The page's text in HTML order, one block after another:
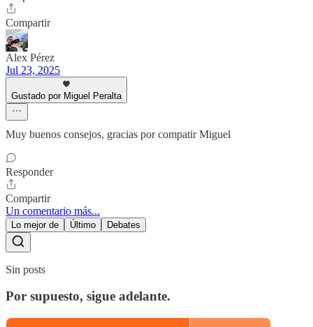
Compartir
Alex Pérez
Jul 23, 2025
Gustado por Miguel Peralta
Muy buenos consejos, gracias por compatir Miguel
Responder
Compartir
Un comentario más...
Lo mejor de Último Debates
Sin posts
Por supuesto, sigue adelante.